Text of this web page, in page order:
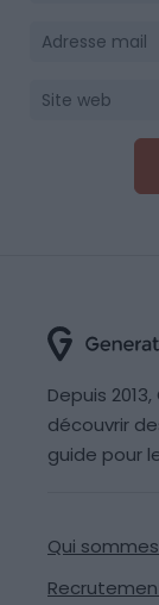
Depuis
découvrir
guide pour
Qui